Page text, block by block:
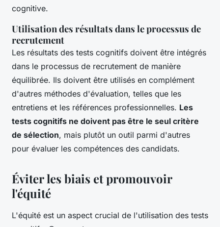
cognitive.
Utilisation des résultats dans le processus de
recrutement
Les résultats des tests cognitifs doivent être intégrés
dans le processus de recrutement de manière
équilibrée. Ils doivent être utilisés en complément
d'autres méthodes d'évaluation, telles que les
entretiens et les références professionnelles. Les
tests cognitifs ne doivent pas être le seul critère
de sélection, mais plutôt un outil parmi d'autres
pour évaluer les compétences des candidats.
Éviter les biais et promouvoir
l'équité
L'équité est un aspect crucial de l'utilisation des tests